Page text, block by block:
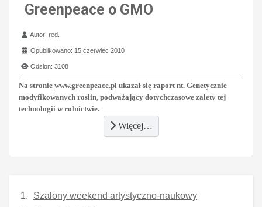
Greenpeace o GMO
Szczegóły
Autor:red.
Opublikowano: 15 czerwiec 2010
Odsłon: 3108
Na stronie www.greenpeace.pl ukazał się raport nt. Genetycznie
modyfikowanych roslin, podważający dotychczasowe zalety tej
technologii w rolnictwie.
Więcej…
Szalony weekend artystyczno-naukowy